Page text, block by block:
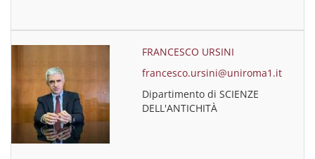
FRANCESCO URSINI
francesco.ursini@uniroma1.it
Dipartimento di SCIENZE
DELL'ANTICHITÀ